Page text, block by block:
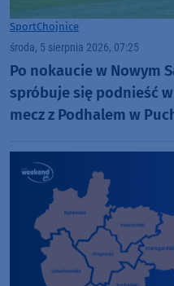
SportChojnice
środa, 5 sierpnia 2026, 07:25
Po nokaucie w Nowym
spróbuje się podnieść
mecz z Podhalem w